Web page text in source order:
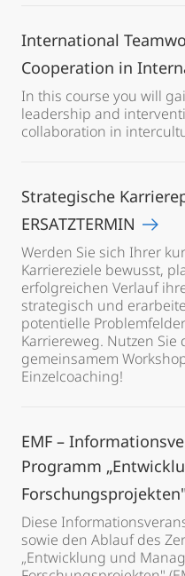
International
Cooperation in
In this course you will
leadership and
collaboration in
Strategische
ERSATZTERMIN
Werden Sie sich Ihrer
Karriereziele bewusst,
erfolgreichen Verlauf
strategisch und
potentielle
Karriereweg. Nutzen
gemeinsamem
Einzelcoaching!
EMF –
Programm
Diese
sowie den Ablauf des
„Entwicklung und